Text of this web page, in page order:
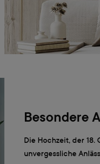
Besondere
Die Hochzeit, der
unvergessliche